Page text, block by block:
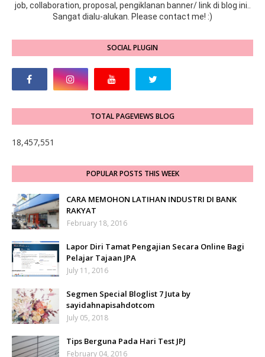
job, collaboration, proposal, pengiklanan banner/ link di blog ini..
Sangat dialu-alukan. Please contact me! :)
SOCIAL PLUGIN
TOTAL PAGEVIEWS BLOG
18,457,551
POPULAR POSTS THIS WEEK
CARA MEMOHON LATIHAN INDUSTRI DI BANK
RAKYAT
February 18, 2016
Lapor Diri Tamat Pengajian Secara Online Bagi
Pelajar Tajaan JPA
July 11, 2016
Segmen Special Bloglist 7 Juta by
sayidahnapisahdotcom
July 05, 2018
Tips Berguna Pada Hari Test JPJ
February 04, 2016